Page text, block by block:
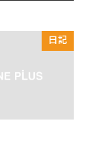
日記